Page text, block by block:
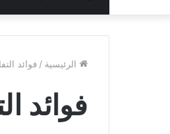
الرئيسية / فوائد
فوائد